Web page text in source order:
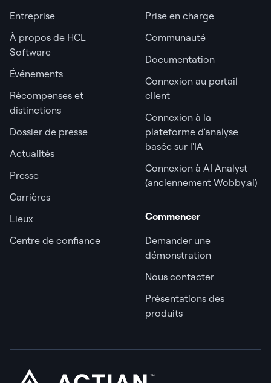
Entreprise
À propos de HCL
Software
Événements
Récompenses et
distinctions
Dossier de presse
Actualités
Presse
Carrières
Lieux
Centre de confiance
Prise en charge
Communauté
Documentation
Connexion au portail
client
Connexion à la
plateforme d'analyse
basée sur l'IA
Connexion à AI Analyst
(anciennement Wobby.ai)
Commencer
Demander une
démonstration
Nous contacter
Présentations des
produits